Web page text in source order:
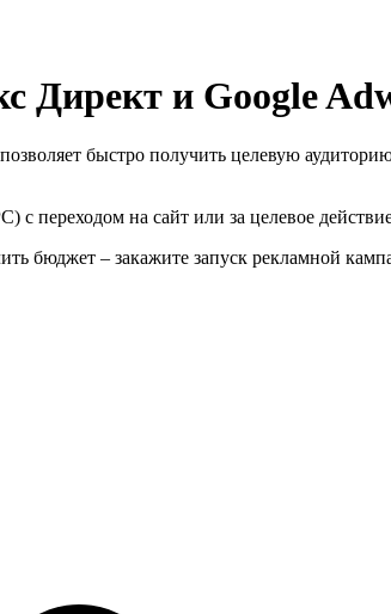
Директ и Google
быстро получить целевую
с переходом на сайт или за целевое
бюджет – закажите запуск рекламной